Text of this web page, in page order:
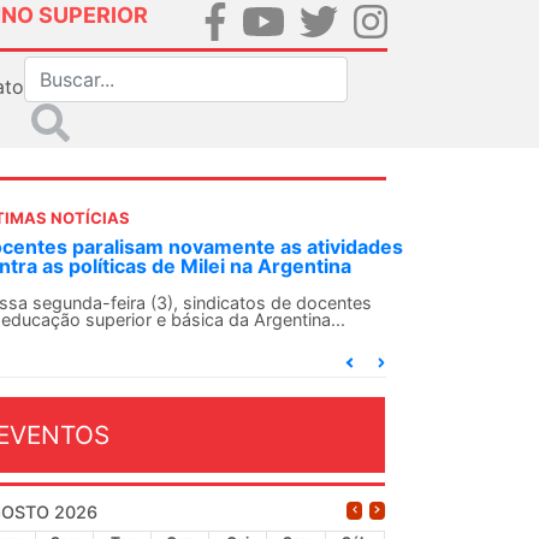
SUPERIOR
NOTÍCIAS
ANDES-SN convoca docentes para Dia de
Solidariedade Internacionalista com Cuba em
O ANDES-SN conclama suas seções sindicais e o
2026